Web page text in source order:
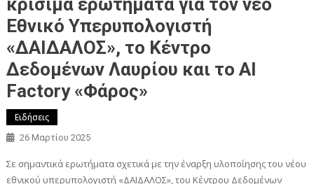
κρίσιμα ερωτήματα για τον νέο
Εθνικό Υπερυπολογιστή
«ΔΑΙΔΑΛΟΣ», το Κέντρο
Δεδομένων Λαυρίου και το AI
Factory «Φάρος»
Ειδήσεις
26 Μαρτίου 2025
Σε σημαντικά ερωτήματα σχετικά με την έναρξη υλοποίησης του νέου
εθνικού υπερυπολογιστή «ΔΑΙΔΑΛΟΣ», του Κέντρου Δεδομένων